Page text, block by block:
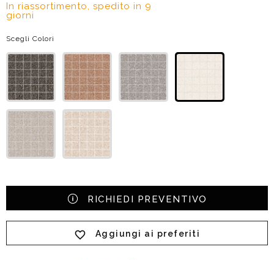
In riassortimento, spedito in 9
giorni
Scegli Colori
RICHIEDI PREVENTIVO
Aggiungi ai preferiti